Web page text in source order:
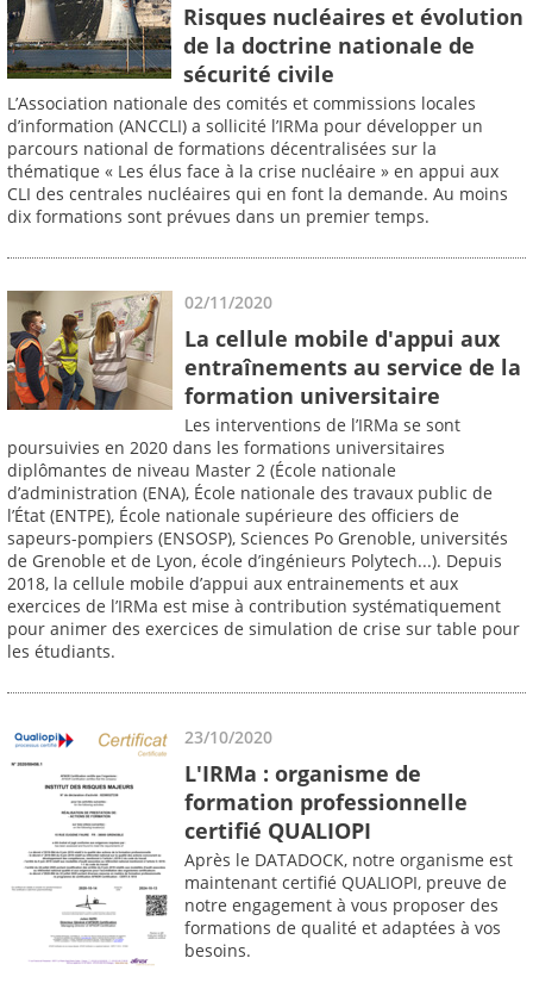
Risques nucléaires et évolution
de la doctrine nationale de
sécurité civile
L’Association nationale des comités et commissions locales
d’information (ANCCLI) a sollicité l’IRMa pour développer un
parcours national de formations décentralisées sur la
thématique « Les élus face à la crise nucléaire » en appui aux
CLI des centrales nucléaires qui en font la demande. Au moins
dix formations sont prévues dans un premier temps.
02/11/2020
La cellule mobile d'appui aux
entraînements au service de la
formation universitaire
Les interventions de l’IRMa se sont
poursuivies en 2020 dans les formations universitaires
diplômantes de niveau Master 2 (École nationale
d’administration (ENA), École nationale des travaux public de
l’État (ENTPE), École nationale supérieure des officiers de
sapeurs-pompiers (ENSOSP), Sciences Po Grenoble, universités
de Grenoble et de Lyon, école d’ingénieurs Polytech...). Depuis
2018, la cellule mobile d’appui aux entrainements et aux
exercices de l’IRMa est mise à contribution systématiquement
pour animer des exercices de simulation de crise sur table pour
les étudiants.
23/10/2020
L'IRMa : organisme de
formation professionnelle
certifié QUALIOPI
Après le DATADOCK, notre organisme est
maintenant certifié QUALIOPI, preuve de
notre engagement à vous proposer des
formations de qualité et adaptées à vos
besoins.